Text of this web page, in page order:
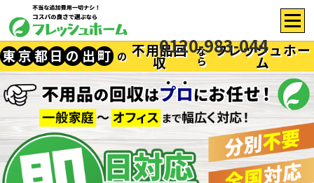
0120-983-044
東京都日の出町 の 不用品回
収
な
ら
フレッシュホー
ム